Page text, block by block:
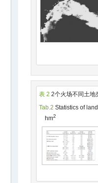
表 2 2个火场不同土地
Tab.2 Statistics of
hm2